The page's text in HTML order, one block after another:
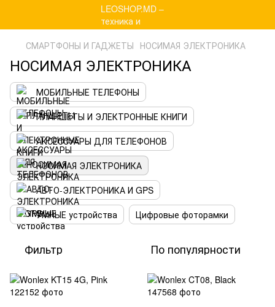
СМАРТФОНЫ И ГАДЖЕТЫ НОСИМАЯ ЭЛЕКТРОНИКА
НОСИМАЯ ЭЛЕКТРОНИКА
МОБИЛЬНЫЕ ТЕЛЕФОНЫ
ПЛАНШЕТЫ И ЭЛЕКТРОННЫЕ КНИГИ
АКСЕССУАРЫ ДЛЯ ТЕЛЕФОНОВ
НОСИМАЯ ЭЛЕКТРОНИКА
АВТО-ЭЛЕКТРОНИКА И GPS
УМНЫЕ устройства
Цифровые фоторамки
Фильтр По популярности